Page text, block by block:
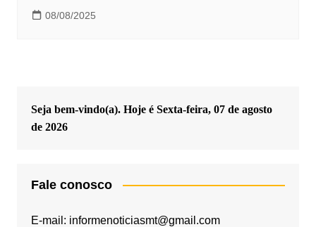
08/08/2025
Seja bem-vindo(a). Hoje é Sexta-feira, 07 de agosto
de 2026
Fale conosco
E-mail: informenoticiasmt@gmail.com